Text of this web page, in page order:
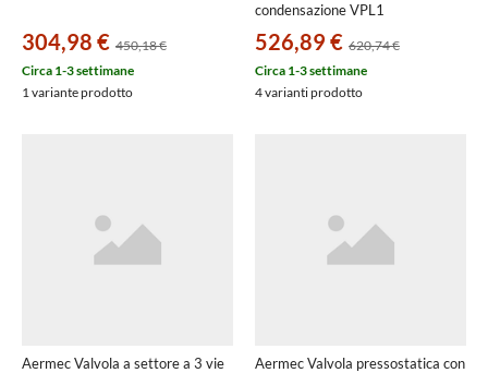
304,98 € 450,18 €
Circa 1-3 settimane
1 variante prodotto
condensazione VPL1
526,89 € 620,74 €
Circa 1-3 settimane
4 varianti prodotto
Aermec Valvola a settore a 3 vie
Aermec Valvola pressostatica con